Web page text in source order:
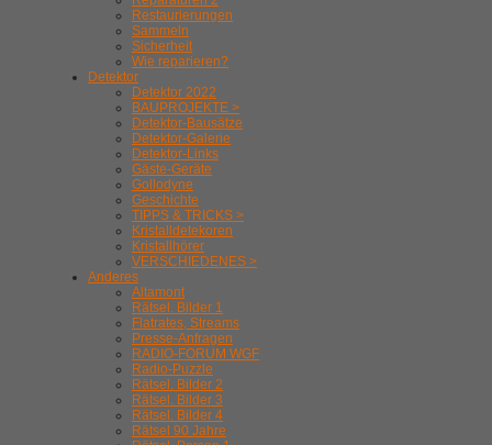
Restaurierungen
Sammeln
Sicherheit
Wie reparieren?
Detektor
Detektor 2022
BAUPROJEKTE >
Detektor-Bausätze
Detektor-Galerie
Detektor-Links
Gäste-Geräte
Gollodyne
Geschichte
TIPPS & TRICKS >
Kristalldetekoren
Kristallhörer
VERSCHIEDENES >
Anderes
Altamont
Rätsel. Bilder 1
Flatrates, Streams
Presse-Anfragen
RADIO-FORUM WGF
Radio-Puzzle
Rätsel. Bilder 2
Rätsel. Bilder 3
Rätsel. Bilder 4
Rätsel 90 Jahre